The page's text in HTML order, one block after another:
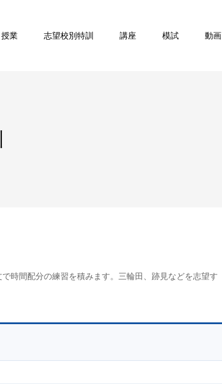
授業 志望校別特訓 講座 模試 動画
時間配分の練習を積みます。三輪田、跡見などを志望す